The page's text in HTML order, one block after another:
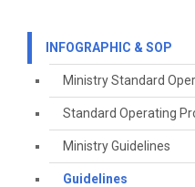
INFOGRAPHIC & SOP
Ministry Standard
Standard Operating
Ministry Guidelines
Guidelines